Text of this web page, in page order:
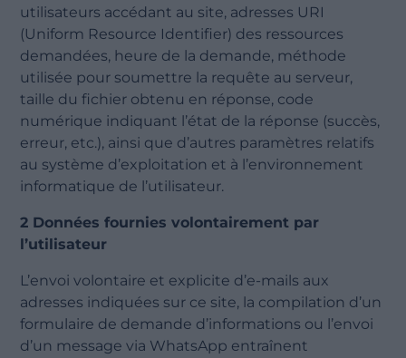
utilisateurs accédant au site, adresses URI
(Uniform Resource Identifier) des ressources
demandées, heure de la demande, méthode
utilisée pour soumettre la requête au serveur,
taille du fichier obtenu en réponse, code
numérique indiquant l’état de la réponse (succès,
erreur, etc.), ainsi que d’autres paramètres relatifs
au système d’exploitation et à l’environnement
informatique de l’utilisateur.
2 Données fournies volontairement par
l’utilisateur
L’envoi volontaire et explicite d’e-mails aux
adresses indiquées sur ce site, la compilation d’un
formulaire de demande d’informations ou l’envoi
d’un message via WhatsApp entraînent